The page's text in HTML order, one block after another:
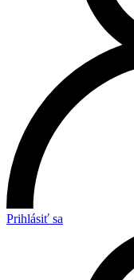
Prihlásiť sa